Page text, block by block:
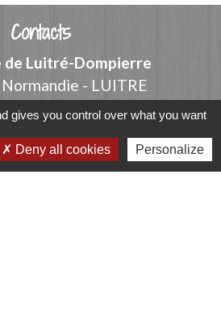
Contacts
de Luitré-Dompierre
- LUITRE
Dompierre - FRANCE
par formulaire
gives you control over what you want
Deny all cookies Personalize